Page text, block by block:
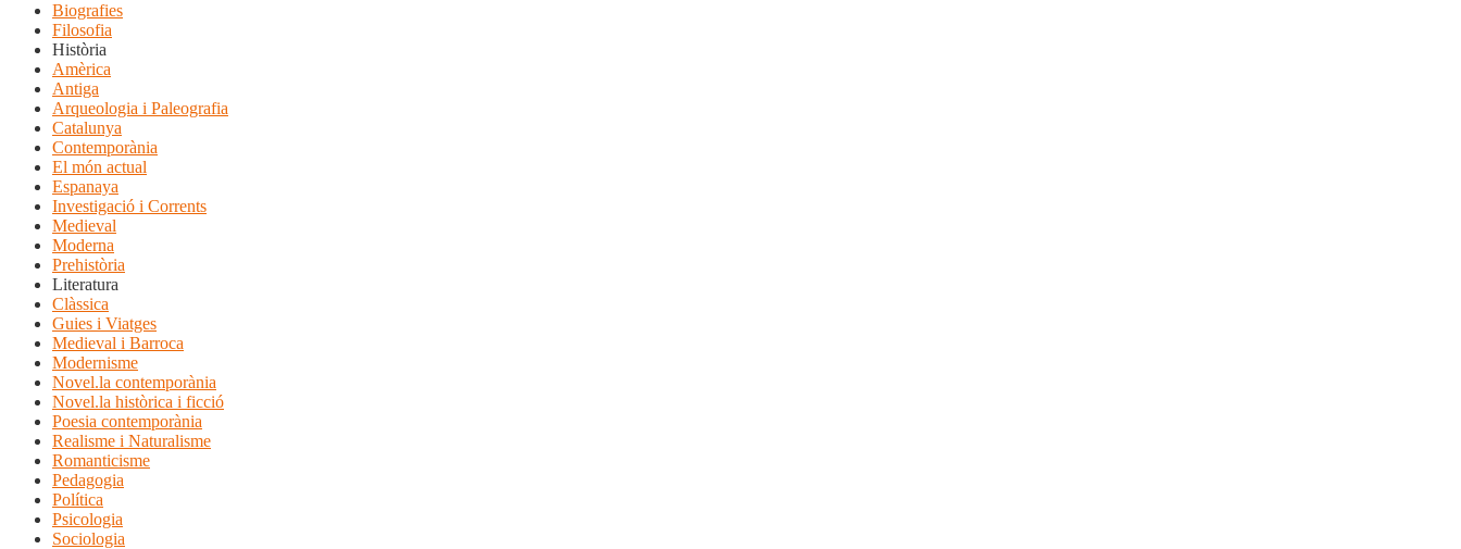
Biografies
Filosofia
Història
Amèrica
Antiga
Arqueologia i Paleografia
Catalunya
Contemporània
El món actual
Espanaya
Investigació i Corrents
Medieval
Moderna
Prehistòria
Literatura
Clàssica
Guies i Viatges
Medieval i Barroca
Modernisme
Novel.la contemporània
Novel.la històrica i ficció
Poesia contemporània
Realisme i Naturalisme
Romanticisme
Pedagogia
Política
Psicologia
Sociologia